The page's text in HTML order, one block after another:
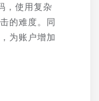
，使用复杂
的难度。同
为账户增加